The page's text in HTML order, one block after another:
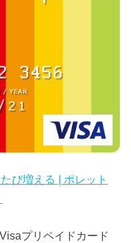
び増える | ポレット
プリペイドカード